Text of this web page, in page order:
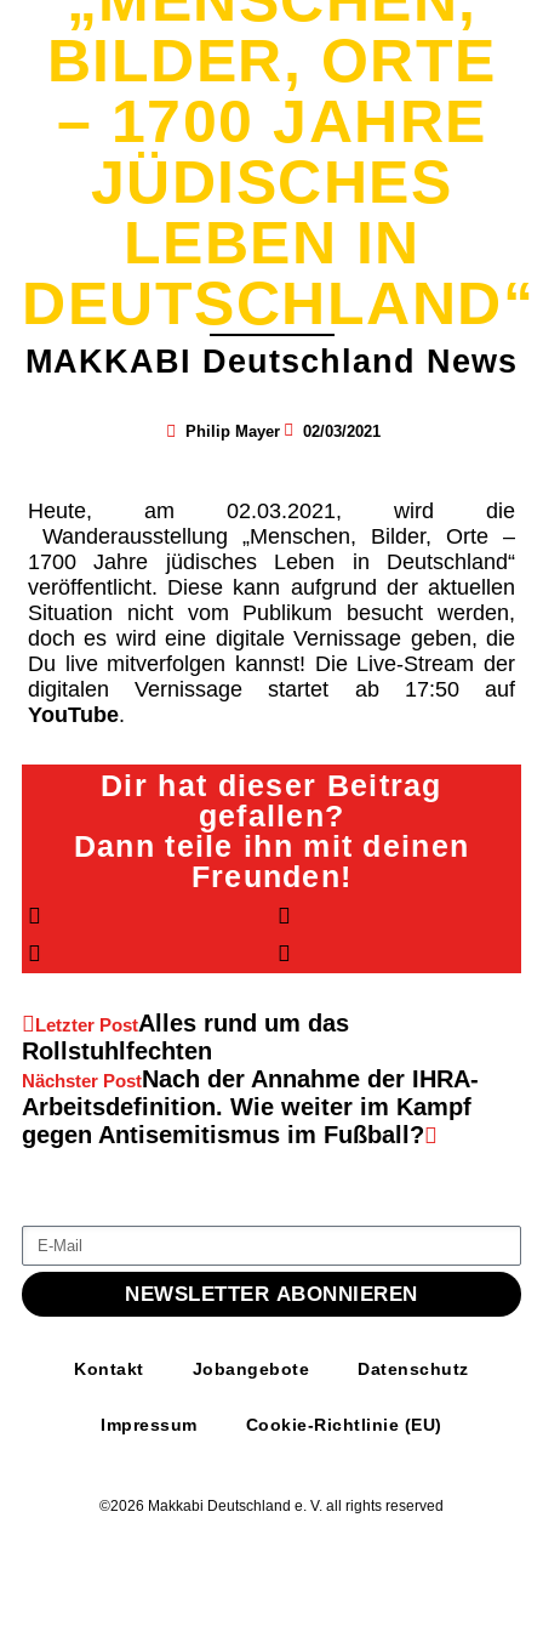
BILDER, ORTE
– 1700 JAHRE
JÜDISCHES
LEBEN IN
DEUTSCHLAND“
MAKKABI Deutschland News
Philip Mayer 02/03/2021
Heute, am 02.03.2021, wird die
Wanderausstellung „Menschen, Bilder, Orte –
1700 Jahre jüdisches Leben in Deutschland“
veröffentlicht. Diese kann aufgrund der aktuellen
Situation nicht vom Publikum besucht werden,
doch es wird eine digitale Vernissage geben, die
Du live mitverfolgen kannst! Die Live-Stream der
digitalen Vernissage startet ab 17:50 auf
YouTube.
Dir hat dieser Beitrag
gefallen?
Dann teile ihn mit deinen
Freunden!
Letzter PostAlles rund um das
Rollstuhlfechten
Nächster PostNach der Annahme der IHRA-
Arbeitsdefinition. Wie weiter im Kampf
gegen Antisemitismus im Fußball?
NEWSLETTER ABONNIEREN
©2026 Makkabi Deutschland e. V. all rights reserved
Kontakt Jobangebote Datenschutz
Impressum Cookie-Richtlinie (EU)